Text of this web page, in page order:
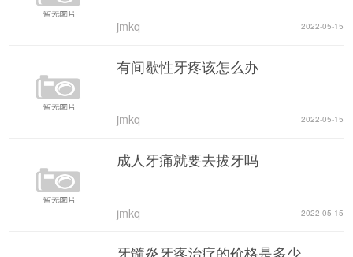
jmkq 2022-05-15
有间歇性牙疼该怎么办
jmkq 2022-05-15
成人牙痛就要去拔牙吗
jmkq 2022-05-15
牙髓炎牙疼治疗的价格是多少